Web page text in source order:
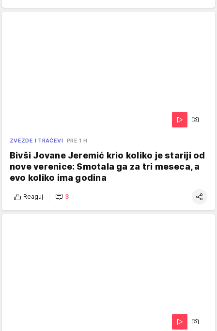
ZVEZDE I TRAČEVI PRE 1 H
Bivši Jovane Jeremić krio koliko je stariji od
nove verenice: Smotala ga za tri meseca, a
evo koliko ima godina
Reaguj 3